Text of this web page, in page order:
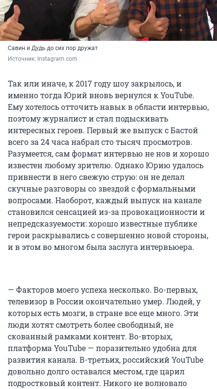
Савин и Дудь до сих пор дружат
Источник: Instagram.com
Так или иначе, к 2017 году шоу закрылось, и
именно тогда Юрий вновь вернулся к YouTube.
Ему хотелось отточить навык в области интервью,
поэтому журналист и стал подыскивать
интересных героев. Первый же выпуск с Бастой
всего за 24 часа набрал сто тысяч просмотров.
Разумеется, сам формат интервью не нов и хорошо
известен любому зрителю. Однако Юрию удалось
привнести в него свежую струю: он не делал
скучные разговоры со звездой с формальными
вопросами. Наоборот, каждый выпуск на канале
становился сенсацией из-за провокационности и
непредсказуемости: хорошо известные публике
герои раскрывались с совершенно новой стороны,
и в этом во многом была заслуга интервьюера.
— Факторов моего успеха несколько. Во-первых,
телевизор в России окончательно умер. Людей, у
которых есть мозги, в стране все еще много. Эти
люди хотят смотреть более свободный, не
скованный рамками контент. Во-вторых,
платформа YouTube — поразительно удобна для
развития канала. В-третьих, российский YouTube
довольно долго оставался местом, где царил
подростковый контент. Никого не волновало